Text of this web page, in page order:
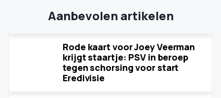
Aanbevolen artikelen
Rode kaart voor Joey Veerman
krijgt staartje: PSV in beroep
tegen schorsing voor start
Eredivisie